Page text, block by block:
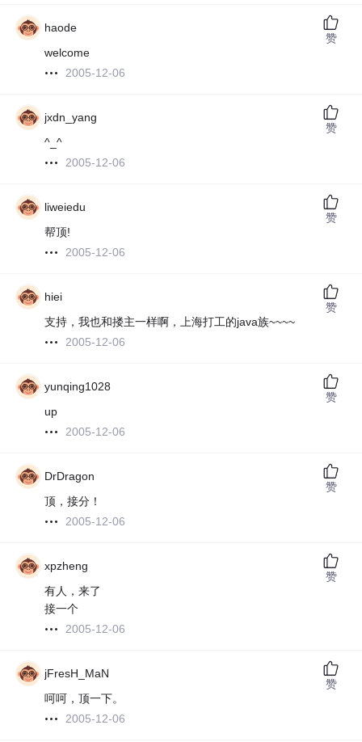
haode
welcome
2005-12-06
赞
jxdn_yang
^_^
2005-12-06
赞
liweiedu
帮顶!
2005-12-06
赞
hiei
支持，我也和搂主一样啊，上海打工的java族~~~~
2005-12-06
赞
yunqing1028
up
2005-12-06
赞
DrDragon
顶，接分！
2005-12-06
赞
xpzheng
有人，来了
接一个
2005-12-06
赞
jFresH_MaN
呵呵，顶一下。
2005-12-06
赞